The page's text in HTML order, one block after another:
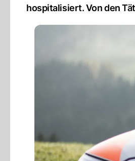
hospitalisiert. Von den